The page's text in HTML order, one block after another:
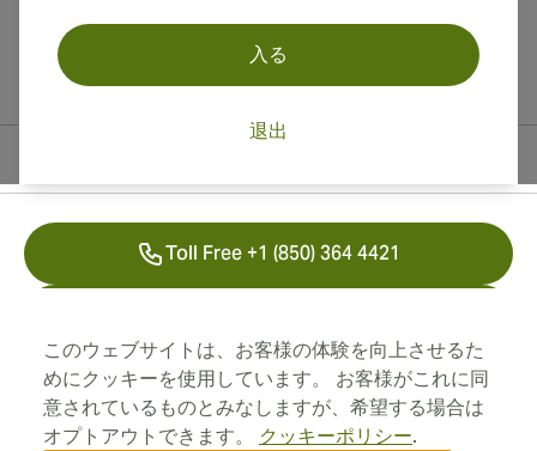
このウェブサイトは、お客様の体験を向上させるた
めにクッキーを使用しています。 お客様がこれに同
意されているものとみなしますが、希望する場合は
オプトアウトできます。 クッキーポリシー.
入る
退出
Toll Free +1 (850) 364 4421
info@swisscubancigars.com